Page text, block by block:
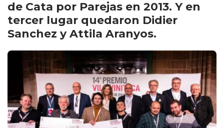
de Cata por Parejas en 2013. Y en
tercer lugar quedaron Didier
Sanchez y Attila Aranyos.